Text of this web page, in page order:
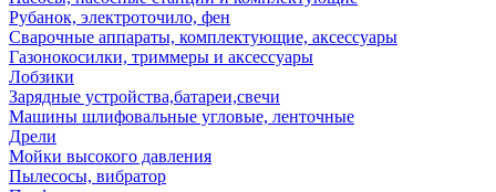
Рубанок, электроточило, фен
Сварочные аппараты, комплектующие, аксессуары
Газонокосилки, триммеры и аксессуары
Лобзики
Зарядные устройства,батареи,свечи
Машины шлифовальные угловые, ленточные
Дрели
Мойки высокого давления
Пылесосы, вибратор